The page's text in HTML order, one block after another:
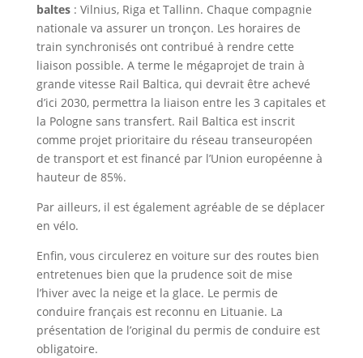
baltes: Vilnius, Riga et Tallinn. Chaque compagnie
nationale va assurer un tronçon. Les horaires de
train synchronisés ont contribué à rendre cette
liaison possible. A terme le mégaprojet de train à
grande vitesse Rail Baltica, qui devrait être achevé
d’ici 2030, permettra la liaison entre les 3 capitales et
la Pologne sans transfert. Rail Baltica est inscrit
comme projet prioritaire du réseau transeuropéen
de transport et est financé par l’Union européenne à
hauteur de 85%.
Par ailleurs, il est également agréable de se déplacer
en vélo.
Enfin, vous circulerez en voiture sur des routes bien
entretenues bien que la prudence soit de mise
l’hiver avec la neige et la glace. Le permis de
conduire français est reconnu en Lituanie. La
présentation de l’original du permis de conduire est
obligatoire.